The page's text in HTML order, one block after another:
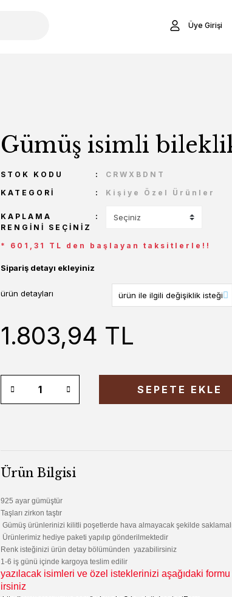
Üye Girişi
Gümüş isimli
STOK KODU
CRWXBDNT
KATEGORI
Kişiye Özel Ürünler
KAPLAMA
RENGINI SEÇINIZ
* 601,31 TL den başlayan taksitlerle!!
Sipariş detayı ekleyiniz
ürün detayları
1.803,94 TL
SEPETE EKLE
Ürün Bilgisi
925 ayar gümüştür
Taşları zirkon taştır
Gümüş ürünlerinizi kilitli poşetlerde hava almayacak şekilde
Ürünlerimiz hediye paketi yapılıp gönderilmektedir
Renk isteğinizi ürün detay bölümünden yazabilirsiniz
1-6 iş günü içinde kargoya teslim edilir
yazılacak isimleri ve özel isteklerinizi aşağıdaki
irsiniz